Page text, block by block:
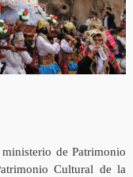
de Patrimonio
Cultural de la